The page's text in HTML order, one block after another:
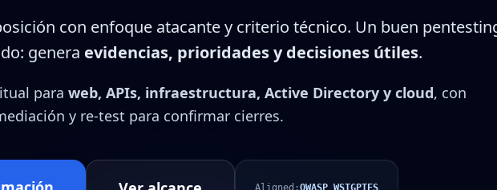
con enfoque atacante y criterio técnico. Un buen
genera evidencias, prioridades y decisiones útiles.
para web, APIs, infraestructura, Active Directory y cloud, con
y re-test para confirmar cierres.
Aligned:OWASP WSTGPTES